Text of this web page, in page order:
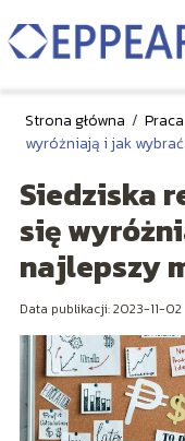
Strona główna / Praca
wyróżniają i jak
Siedziska
się
najlepszy
Data publikacji: 2023-11-02